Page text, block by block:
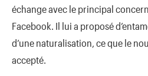
échange avec le principal
Facebook. Il lui a proposé
d’une naturalisation, ce que le
accepté.